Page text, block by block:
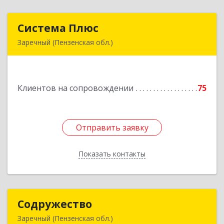
Система Плюс
Заречный (Пензенская обл.)
Клиентов на сопровождении 75
Отправить заявку
Показать контакты
Подробнее
Отправить заявку
Назад
Содружество
Заречный (Пензенская обл.)